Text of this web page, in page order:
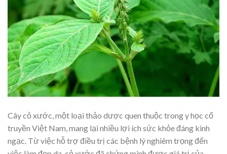
Cây cỏ xước, một loại thảo dược quen thuộc trong y học cổ
truyền Việt Nam, mang lại nhiều lợi ích sức khỏe đáng kinh
ngạc. Từ việc hỗ trợ điều trị các bệnh lý nghiêm trọng đến